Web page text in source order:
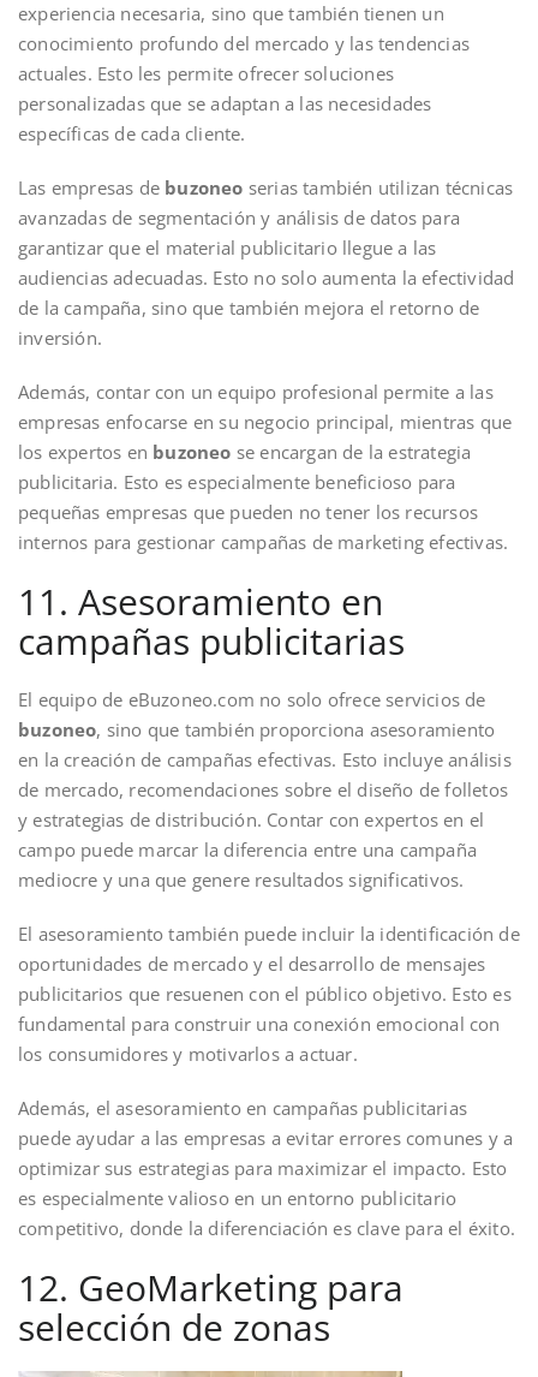
experiencia necesaria, sino que también tienen un
conocimiento profundo del mercado y las tendencias
actuales. Esto les permite ofrecer soluciones
personalizadas que se adaptan a las necesidades
específicas de cada cliente.
Las empresas de buzoneo serias también utilizan técnicas
avanzadas de segmentación y análisis de datos para
garantizar que el material publicitario llegue a las
audiencias adecuadas. Esto no solo aumenta la efectividad
de la campaña, sino que también mejora el retorno de
inversión.
Además, contar con un equipo profesional permite a las
empresas enfocarse en su negocio principal, mientras que
los expertos en buzoneo se encargan de la estrategia
publicitaria. Esto es especialmente beneficioso para
pequeñas empresas que pueden no tener los recursos
internos para gestionar campañas de marketing efectivas.
11. Asesoramiento en
campañas publicitarias
El equipo de eBuzoneo.com no solo ofrece servicios de
buzoneo, sino que también proporciona asesoramiento
en la creación de campañas efectivas. Esto incluye análisis
de mercado, recomendaciones sobre el diseño de folletos
y estrategias de distribución. Contar con expertos en el
campo puede marcar la diferencia entre una campaña
mediocre y una que genere resultados significativos.
El asesoramiento también puede incluir la identificación de
oportunidades de mercado y el desarrollo de mensajes
publicitarios que resuenen con el público objetivo. Esto es
fundamental para construir una conexión emocional con
los consumidores y motivarlos a actuar.
Además, el asesoramiento en campañas publicitarias
puede ayudar a las empresas a evitar errores comunes y a
optimizar sus estrategias para maximizar el impacto. Esto
es especialmente valioso en un entorno publicitario
competitivo, donde la diferenciación es clave para el éxito.
12. GeoMarketing para
selección de zonas